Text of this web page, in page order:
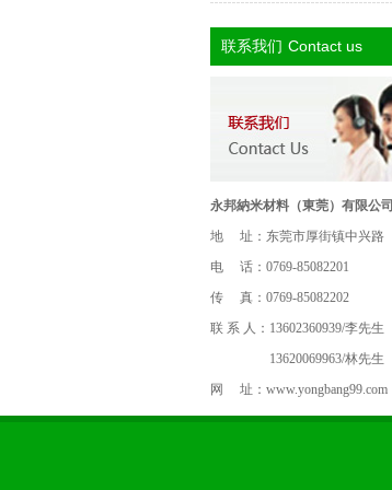
联系我们 Contact us
永邦納米材料（東莞）有限公司
地 址：东莞市厚街镇中兴路
电 话：0769-85082201
传 真：0769-85082202
联 系 人：13602360939/李先生
13620069963/林先生
网 址： www.yongbang99.com